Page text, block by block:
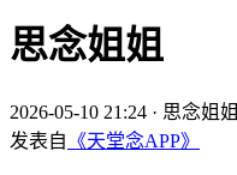
思念姐姐
2026-05-10 21:24 · 思念姐姐
发表自 《天堂念APP》